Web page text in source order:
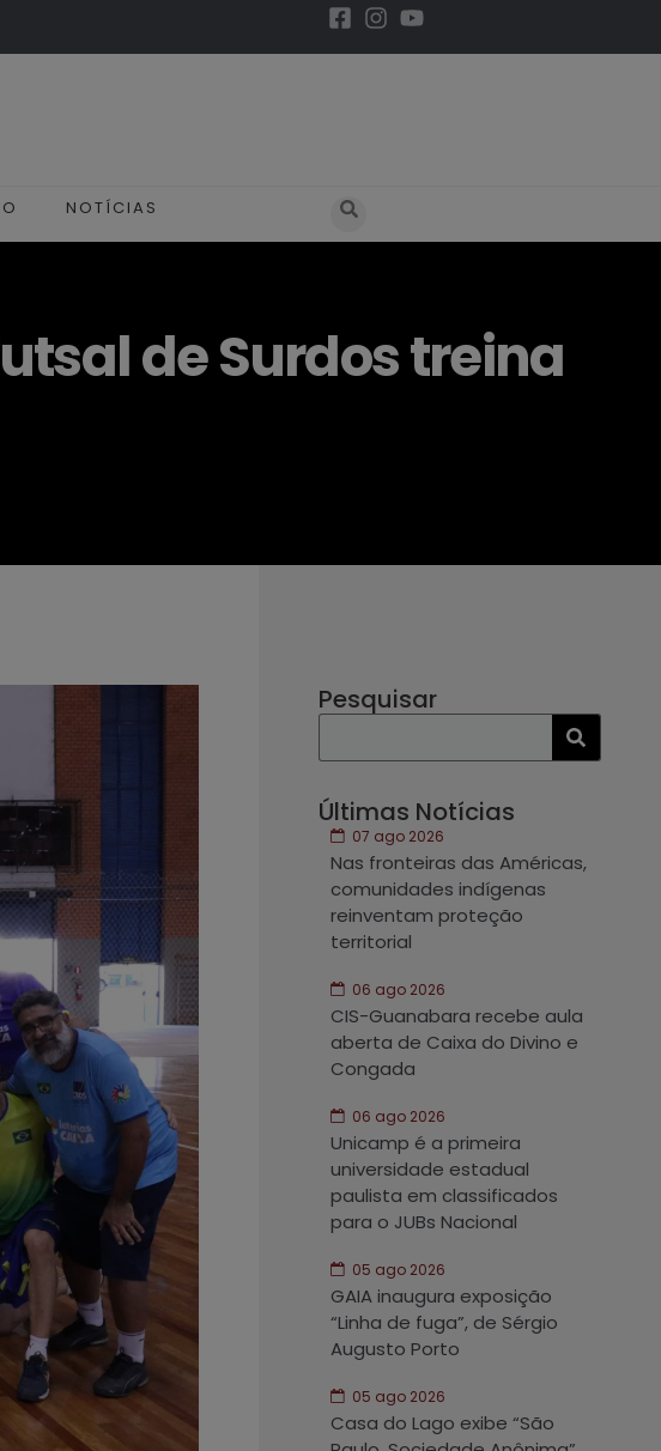
NOTÍCIAS
de Surdos treina
Pesquisar
Últimas Notícias
07 ago 2026
Nas fronteiras das Américas,
comunidades indígenas
reinventam proteção
territorial
06 ago 2026
CIS-Guanabara recebe aula
aberta de Caixa do Divino e
Congada
06 ago 2026
Unicamp é a primeira
universidade estadual
paulista em classificados
para o JUBs Nacional
05 ago 2026
GAIA inaugura exposição
“Linha de fuga”, de Sérgio
Augusto Porto
05 ago 2026
Casa do Lago exibe “São